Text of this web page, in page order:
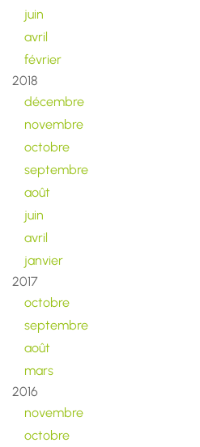
juin
avril
février
2018
décembre
novembre
octobre
septembre
août
juin
avril
janvier
2017
octobre
septembre
août
mars
2016
novembre
octobre